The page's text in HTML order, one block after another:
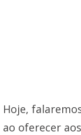
Hoje,
ao oferecer